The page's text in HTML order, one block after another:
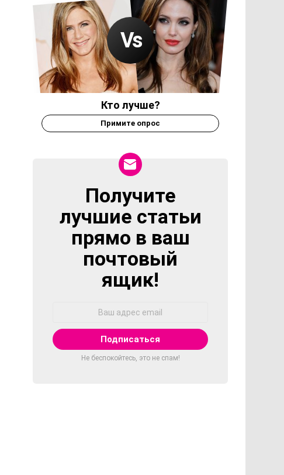
Кто лучше?
Примите опрос
NEWSLETTER
Получите
лучшие статьи
прямо в ваш
почтовый
ящик!
Не беспокойтесь, это не спам!